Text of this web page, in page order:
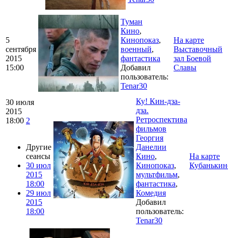
5
сентября
2015
15:00
Туман
Кино,
Кинопоказ,
военный,
фантастика
Добавил
пользователь:
Tenar30
На карте
Выставочный
зал Боевой
Славы
30 июля
2015
18:00 2
Другие
сеансы
30 июл
2015
18:00
29 июл
2015
18:00
Ку! Кин-дза-
дза.
Ретроспектива
фильмов
Георгия
Данелии
Кино,
Кинопоказ,
мультфильм,
фантастика,
Комедия
Добавил
пользователь:
Tenar30
На карте